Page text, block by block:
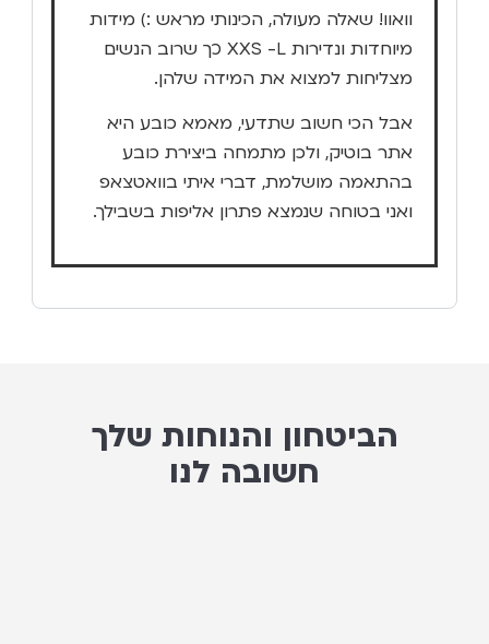
וואוו! שאלה מעולה, הכינותי מראש :) מידות
מיוחדות ונדירות XXS -L כך שרוב הנשים
מצליחות למצוא את המידה שלהן.
אבל הכי חשוב שתדעי, מאמא כובע היא
אתר בוטיק, ולכן מתמחה ביצירת כובע
בהתאמה מושלמת, דברי איתי בוואטצאפ
ואני בטוחה שנמצא פתרון אליפות בשבילך.
הביטחון והנוחות שלך
חשובה לנו